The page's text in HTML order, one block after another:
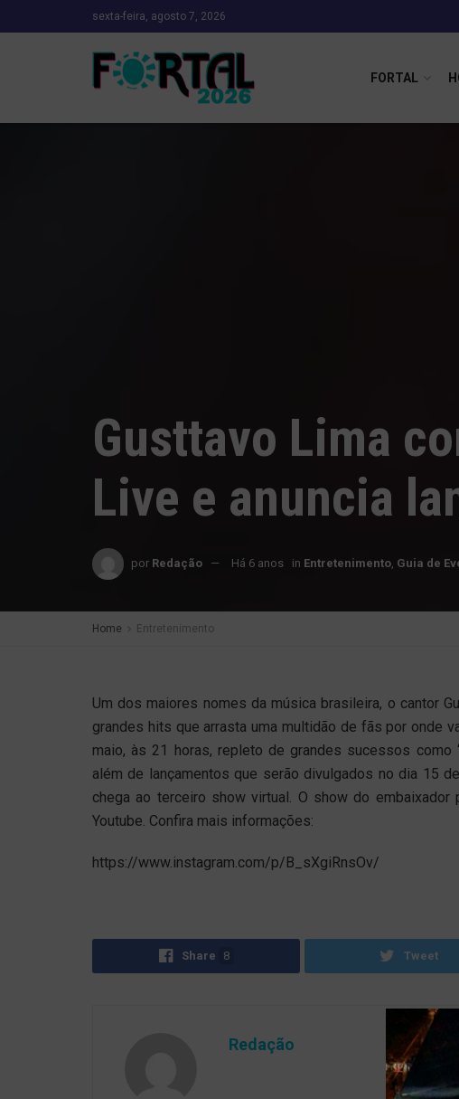
sexta-feira, agosto 7, 2026
FORTAL
Gusttavo Lima
Live e anuncia
por Redação Há 6 anos in Entretenimento Guia de
Home Entretenimento
Um dos maiores nomes da música brasileira, o cantor
grandes hits que arrasta uma multidão de fãs por onde
maio, às 21 horas, repleto de grandes sucessos como
além de lançamentos que serão divulgados no dia 15
chega ao terceiro show virtual. O show do
Youtube. Confira mais informações:
https://www.instagram.com/p/B_sXgiRnsOv/
Share 8 Tweet
Redação